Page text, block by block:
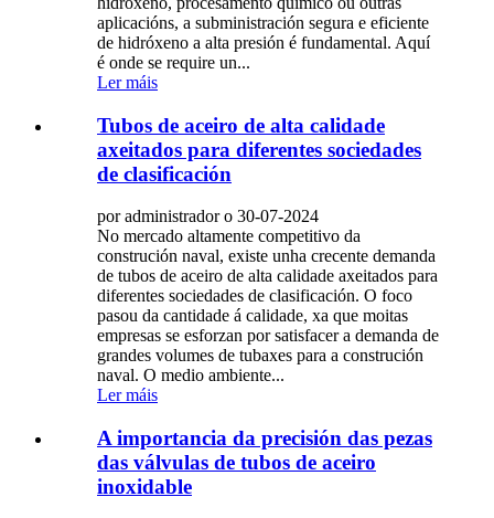
aplicacións, a subministración segura e eficiente
de hidróxeno a alta presión é fundamental. Aquí
é onde se require un...
Ler máis
Tubos de aceiro de alta calidade
axeitados para diferentes sociedades
de clasificación
por administrador o 30-07-2024
No mercado altamente competitivo da
construción naval, existe unha crecente demanda
de tubos de aceiro de alta calidade axeitados para
diferentes sociedades de clasificación. O foco
pasou da cantidade á calidade, xa que moitas
empresas se esforzan por satisfacer a demanda de
grandes volumes de tubaxes para a construción
naval. O medio ambiente...
Ler máis
A importancia da precisión das pezas
das válvulas de tubos de aceiro
inoxidable